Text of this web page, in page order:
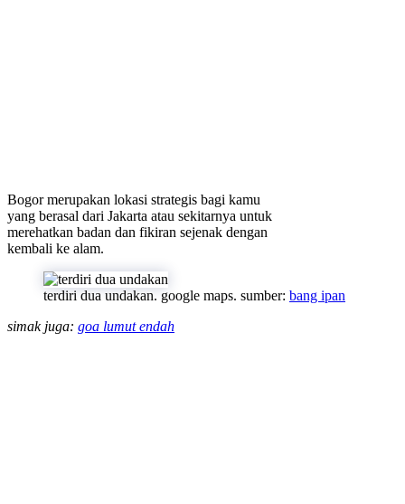
Bogor merupakan lokasi strategis bagi kamu
yang berasal dari Jakarta atau sekitarnya untuk
merehatkan badan dan fikiran sejenak dengan
kembali ke alam.
terdiri dua undakan. google maps. sumber: bang ipan
simak juga: goa lumut endah